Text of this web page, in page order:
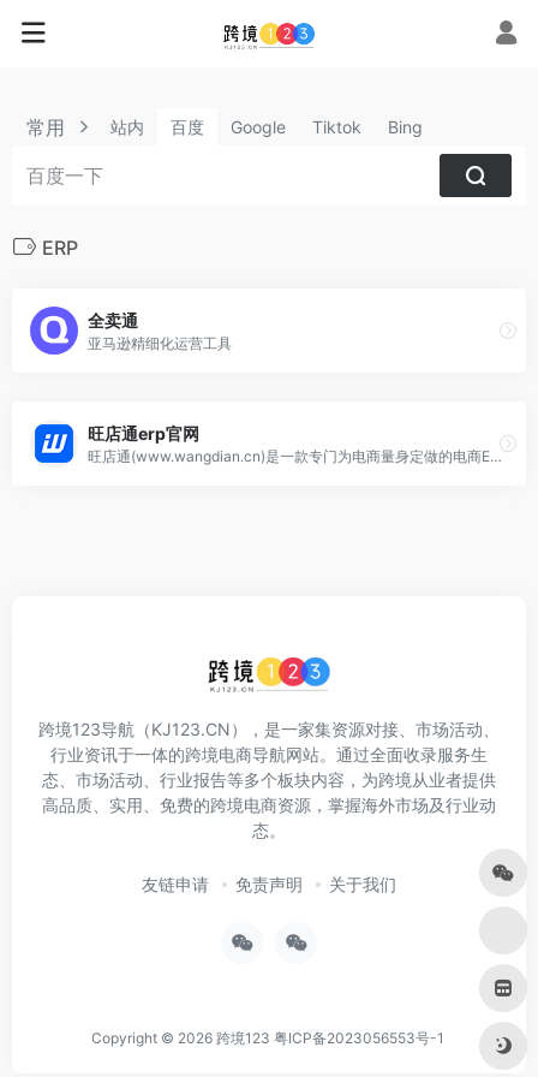
常用 站内 百度 Google Tiktok Bing
ERP
全卖通
亚马逊精细化运营工具
旺店通erp官网
旺店通(www.wangdian.cn)是一款专门为电商量身定做的电商ERP系统软件，致力于提供专业的电子商务ERP解决方案，能全面覆盖线上电商、网店以及线下实体店进销存管理及wms仓储管理系统，客户包括中粮集团，强生，君乐宝等上市企业
跨境123导航（KJ123.CN），是一家集资源对接、市场活动、
行业资讯于一体的跨境电商导航网站。通过全面收录服务生
态、市场活动、行业报告等多个板块内容，为跨境从业者提供
高品质、实用、免费的跨境电商资源，掌握海外市场及行业动
态。
友链申请 免责声明 关于我们
Copyright © 2026 跨境123 粤ICP备2023056553号-1